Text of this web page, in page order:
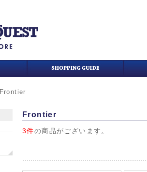
Frontier
Frontier
3件の商品がございます。